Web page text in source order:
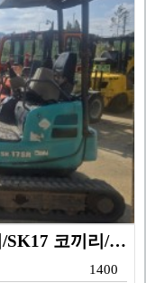
코벨코/굴삭기/1.7톤 미니굴삭기/SK17 코끼리/20…
1400